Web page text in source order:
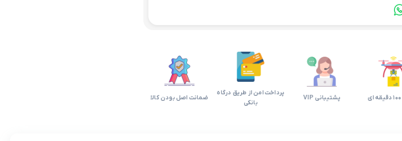
پشتیبانی VIP
پرداخت امن از طریق درگاه
بانکی
ضمانت اصل بودن کالا